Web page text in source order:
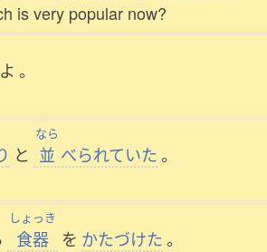
is very popular now?
よ 。
と
なら
並 べられていた。
しょっき
食器 を かたづけた。